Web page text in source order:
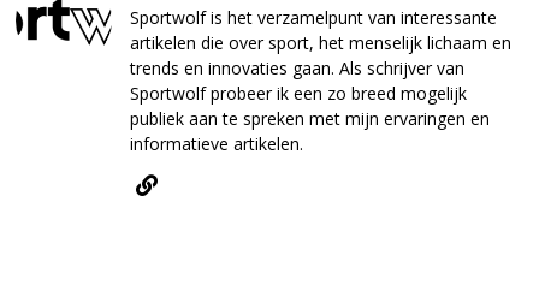
Sportwolf is het verzamelpunt van interessante
artikelen die over sport, het menselijk lichaam en
trends en innovaties gaan. Als schrijver van
Sportwolf probeer ik een zo breed mogelijk
publiek aan te spreken met mijn ervaringen en
informatieve artikelen.